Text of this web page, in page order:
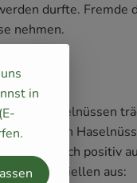
durfte.
nehmen.
g Haselnüssen
Die in den
wirken sich positiv
im Speziellen aus:
in